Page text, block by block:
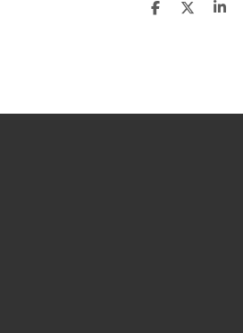
D
D
S